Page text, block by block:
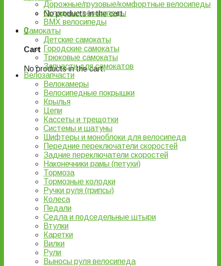
No products in the cart.
0
Cart
No products in the cart.
Дорожные/грузовые/комфортные велосипеды
Складные велосипеды
BMX велосипеды
Самокаты
Детские самокаты
Городские самокаты
Трюковые самокаты
Запчасти для самокатов
Велозапчасти
Велокамеры
Велосипедные покрышки
Крылья
Цепи
Кассеты и трещотки
Системы и шатуны
Шифтеры и моноблоки для велосипеда
Передние переключатели скоростей
Задние переключатели скоростей
Наконечники рамы (петухи)
Тормоза
Тормозные колодки
Ручки руля (грипсы)
Колеса
Педали
Седла и подседельные штыри
Втулки
Каретки
Вилки
Рули
Выносы руля велосипеда